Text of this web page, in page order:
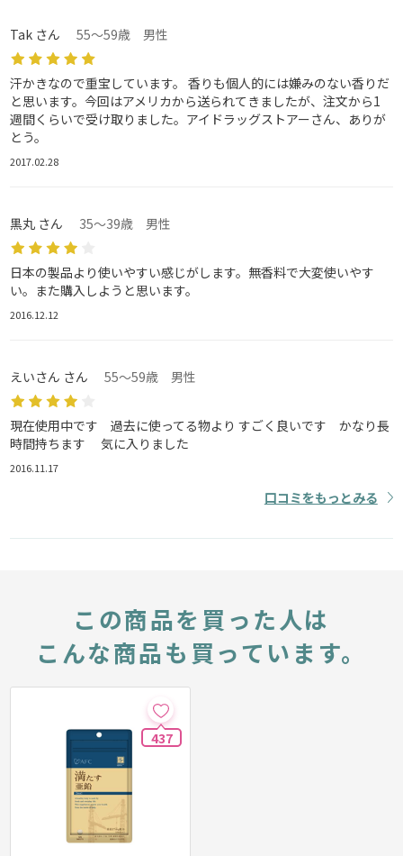
Tak さん 55～59歳 男性
汗かきなので重宝しています。 香りも個人的には嫌みのない香りだ
と思います。今回はアメリカから送られてきましたが、注文から1
週間くらいで受け取りました。アイドラッグストアーさん、ありが
とう。
2017.02.28
黒丸 さん 35～39歳 男性
日本の製品より使いやすい感じがします。無香料で大変使いやす
い。また購入しようと思います。
2016.12.12
えいさん さん 55～59歳 男性
現在使用中です 過去に使ってる物より すごく良いです かなり長
時間持ちます 気に入りました
2016.11.17
口コミをもっとみる
この商品を買った人は
こんな商品も買っています。
437